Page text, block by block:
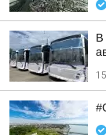
В